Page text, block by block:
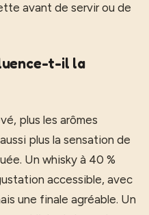
avant de servir ou de
t-il la
plus les arômes
plus la sensation de
Un whisky à 40 %
accessible, avec
une finale agréable. Un